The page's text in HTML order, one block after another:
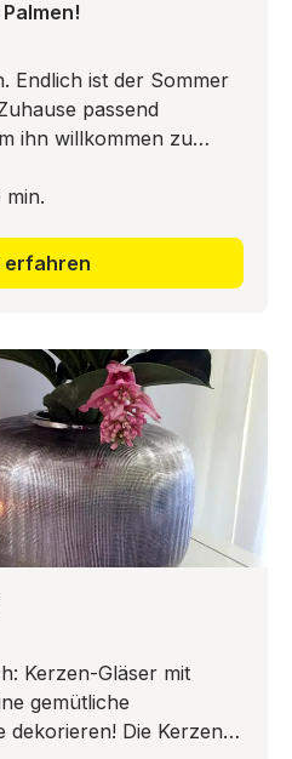
Endlich ist der Sommer
passend
ihn willkommen zu
einer Palme
Spaß beim kreativen
tollen Sommer!
min.
erfahren
Kerzen-Gläser mit
gemütliche
dekorieren! Die Kerzen-